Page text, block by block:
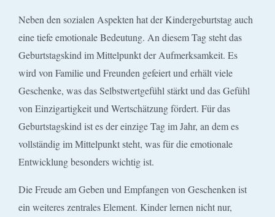
Neben den sozialen Aspekten hat der Kindergeburtstag auch
eine tiefe emotionale Bedeutung. An diesem Tag steht das
Geburtstagskind im Mittelpunkt der Aufmerksamkeit. Es
wird von Familie und Freunden gefeiert und erhält viele
Geschenke, was das Selbstwertgefühl stärkt und das Gefühl
von Einzigartigkeit und Wertschätzung fördert. Für das
Geburtstagskind ist es der einzige Tag im Jahr, an dem es
vollständig im Mittelpunkt steht, was für die emotionale
Entwicklung besonders wichtig ist.
Die Freude am Geben und Empfangen von Geschenken ist
ein weiteres zentrales Element. Kinder lernen nicht nur,